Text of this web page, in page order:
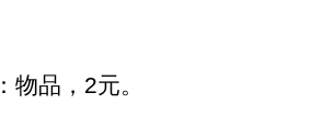
物品，2元。